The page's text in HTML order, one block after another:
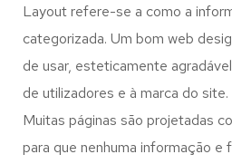
Layout refere-se a como a
categorizada. Um bom web
de usar, esteticamente
de utilizadores e à marca do site.
Muitas páginas são projetadas
para que nenhuma informação e